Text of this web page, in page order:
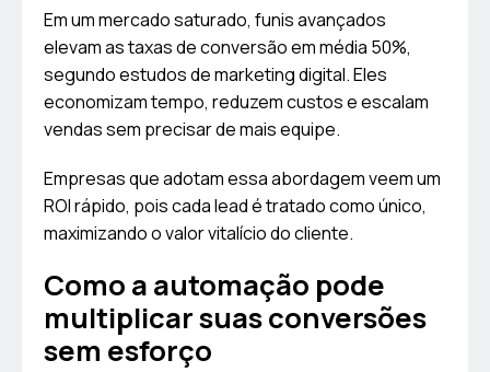
Em um mercado saturado, funis avançados
elevam as taxas de conversão em média 50%,
segundo estudos de marketing digital. Eles
economizam tempo, reduzem custos e escalam
vendas sem precisar de mais equipe.
Empresas que adotam essa abordagem veem um
ROI rápido, pois cada lead é tratado como único,
maximizando o valor vitalício do cliente.
Como a automação pode
multiplicar suas conversões
sem esforço